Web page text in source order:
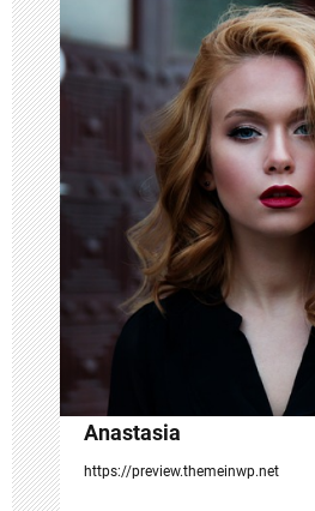
i
g
a
t
i
o
n
Anastasia
https://preview.themeinwp.net